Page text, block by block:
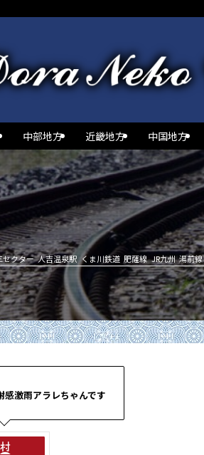
中部地方 近畿地方 中国地方
セクター 人吉温泉駅 くま川鉄道 肥薩線 JR九州 湯前線
激雨アラレちゃんです